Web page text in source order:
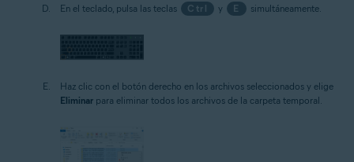
En el teclado, pulsa las teclas Ctrl y E simultáneamente.
Haz clic con el botón derecho en los archivos seleccionados y elige
Eliminar para eliminar todos los archivos de la carpeta temporal.